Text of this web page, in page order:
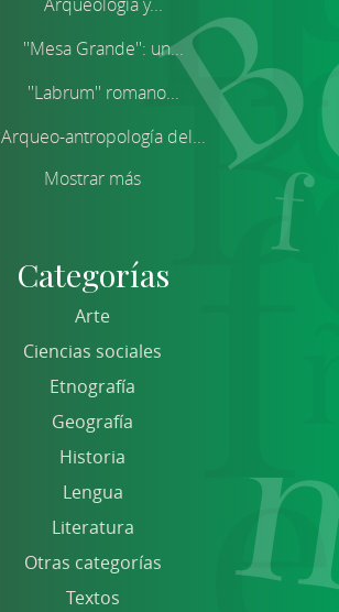
''Mesa Grande'': un...
''Labrum'' romano...
Arqueo-antropología del...
Mostrar más
Categorías
Arte
Ciencias sociales
Etnografía
Geografía
Historia
Lengua
Literatura
Otras categorías
Textos